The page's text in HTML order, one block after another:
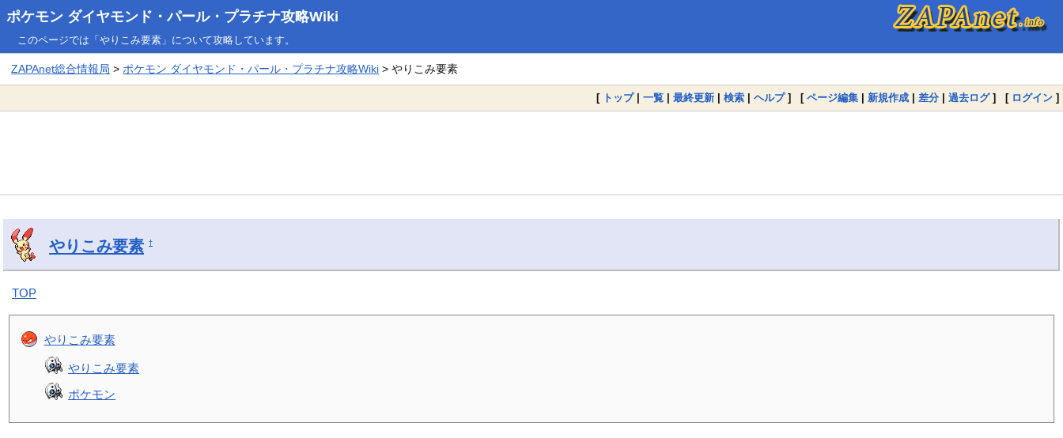
ポケモン ダイヤモンド・パール・プラチナ攻略Wiki
このページでは「やりこみ要素」について攻略しています。
ZAPAnet総合情報局 >ポケモン ダイヤモンド・パール・プラチナ攻略Wiki > やりこみ要素
[ トップ| 一覧 | 最終更新 | 検索 | ヘルプ] [ ページ編集 | 新規作成 | 差分 | 過去ログ] [ ログイン ]
やりこみ要素 †
TOP
やりこみ要素
やりこみ要素
ポケモン